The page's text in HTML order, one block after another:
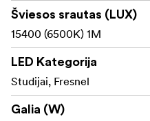
kompaktiškumu, aukštos
nepriekaištingu
Kas yra dėžutėje
"Zhiyun G300 Light" x1
Standartinis
Šviesos srautas (LUX)
15400 (6500K) 1M
LED Kategorija
Studijai, Fresnel
Galia (W)